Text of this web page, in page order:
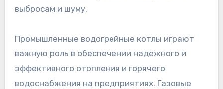
выбросам и шуму.
Промышленные водогрейные котлы играют
важную роль в обеспечении надежного и
эффективного отопления и горячего
водоснабжения на предприятиях. Газовые